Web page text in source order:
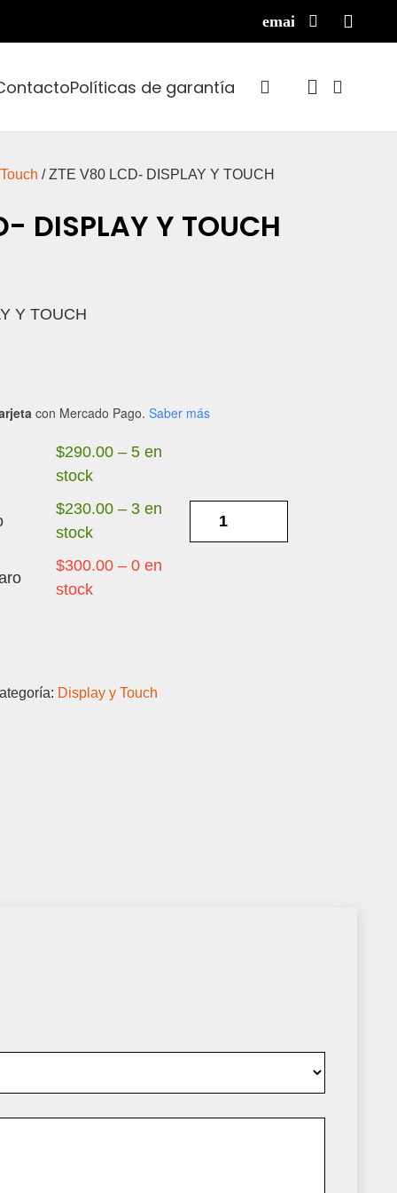
Políticas de garantía
/ ZTE V80 LCD- DISPLAY Y TOUCH
DISPLAY Y TOUCH
Y TOUCH
con Mercado Pago. Saber más
$290.00– 5 en
stock
$230.00– 3 en
stock
$300.00– 0 en
stock
Display y Touch